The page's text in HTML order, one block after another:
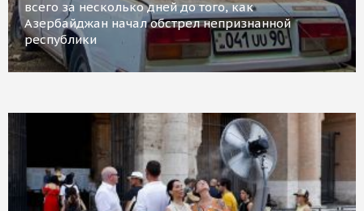
всего за несколько дней до того, как
Азербайджан начал обстрел непризнанной
республики